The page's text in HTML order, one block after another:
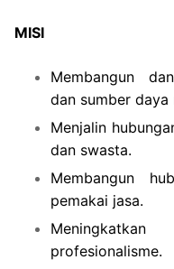
MISI
Membangun
dan sumber daya
Menjalin
dan swasta.
Membangun
pemakai jasa.
profesionalisme.